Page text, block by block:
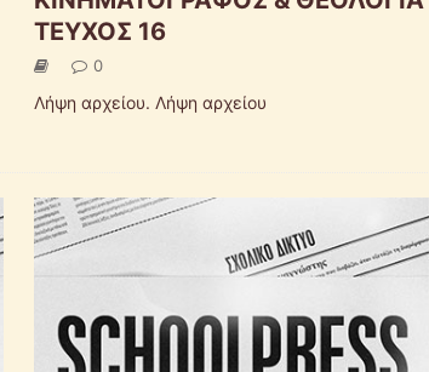
ΤΕΥΧΟΣ 16
0
Λήψη αρχείου. Λήψη αρχείου